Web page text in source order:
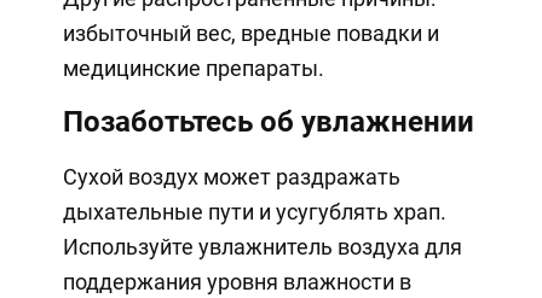
избыточный вес, вредные повадки и
медицинские препараты.
Позаботьтесь об увлажнении
Сухой воздух может раздражать
дыхательные пути и усугублять храп.
Используйте увлажнитель воздуха для
поддержания уровня влажности в